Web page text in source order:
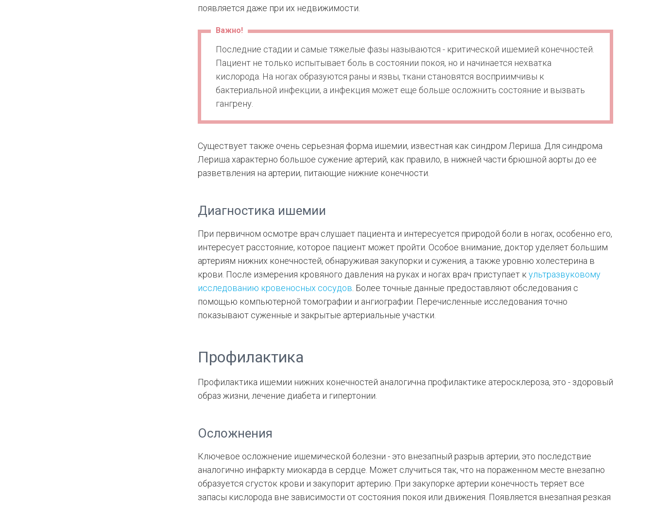
появляется даже при их недвижимости.
Важно!
Последние стадии и самые тяжелые фазы называются - критической ишемией конечностей.
Пациент не только испытывает боль в состоянии покоя, но и начинается нехватка
кислорода. На ногах образуются раны и язвы, ткани становятся восприимчивы к
бактериальной инфекции, а инфекция может еще больше осложнить состояние и вызвать
гангрену.
Существует также очень серьезная форма ишемии, известная как синдром Лериша. Для синдрома
Лериша характерно большое сужение артерий, как правило, в нижней части брюшной аорты до ее
разветвления на артерии, питающие нижние конечности.
Диагностика ишемии
При первичном осмотре врач слушает пациента и интересуется природой боли в ногах, особенно его,
интересует расстояние, которое пациент может пройти. Особое внимание, доктор уделяет большим
артериям нижних конечностей, обнаруживая закупорки и сужения, а также уровню холестерина в
крови. После измерения кровяного давления на руках и ногах врач приступает к ультразвуковому
исследованию кровеносных сосудов . Более точные данные предоставляют обследования с
помощью компьютерной томографии и ангиографии. Перечисленные исследования точно
показывают суженные и закрытые артериальные участки.
Профилактика
Профилактика ишемии нижних конечностей аналогична профилактике атеросклероза, это - здоровый
образ жизни, лечение диабета и гипертонии.
Осложнения
Ключевое осложнение ишемической болезни - это внезапный разрыв артерии, это последствие
аналогично инфаркту миокарда в сердце. Может случиться так, что на пораженном месте внезапно
образуется сгусток крови и закупорит артерию. При закупорке артерии конечность теряет все
запасы кислорода вне зависимости от состояния покоя или движения. Появляется внезапная резкая